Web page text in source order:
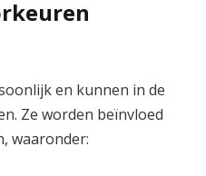
en kunnen in de
Ze worden beïnvloed
waaronder: